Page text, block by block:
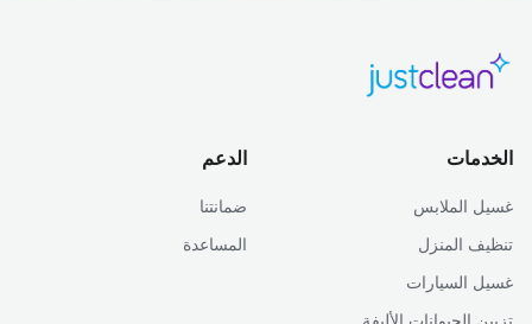
الخدمات
غسيل الملابس
تنظيف المنزل
غسيل السيارات
تزيين الحيوانات الأليفة
الدعم
ضمانتنا
المساعدة